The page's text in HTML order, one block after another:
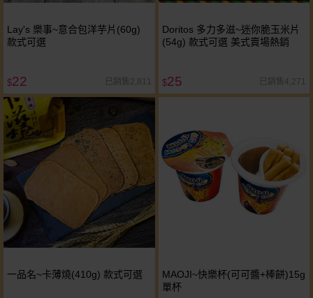
Lay's 樂事~意合包洋芋片(60g)
款式可選
$22 已銷售2,811
Doritos 多力多滋~迷你脆玉米片
(54g) 款式可選 美式賣場熱銷
$25 已銷售4,271
一品名~卡薄燒(410g) 款式可選
MAOJI~快樂杯(可可醬+棒餅)15g
單杯